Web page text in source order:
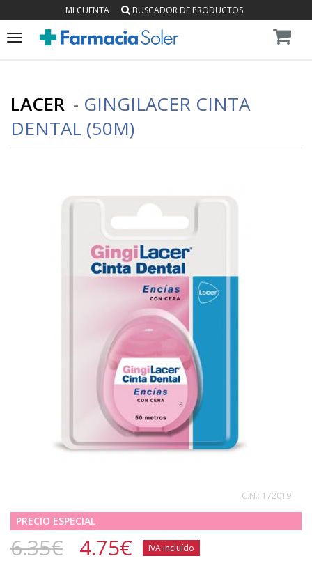
MI CUENTA BUSCADOR DE PRODUCTOS
Toggle
LACER - GINGILACER CINTA
DENTAL (50M)
C.N.: 172019
PRECIO ESPECIAL
6.35€ 4.75€ IVA incluído